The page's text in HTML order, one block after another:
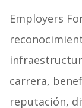
Employers
carrera,
reputación,